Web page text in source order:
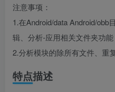
注意事项：
1.在Android/data Android/obb
辑、分析-应用相关文件夹功能
2.分析模块的除所有文件、重
特点描述